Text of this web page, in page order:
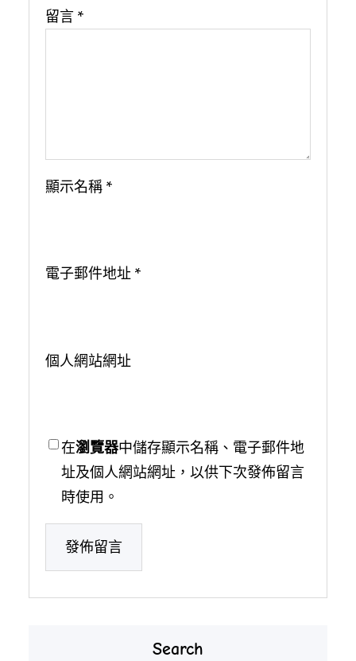
留言 *
顯示名稱 *
電子郵件地址 *
個人網站網址
在瀏覽器中儲存顯示名稱、電子郵件地
址及個人網站網址，以供下次發佈留言
時使用。
Search